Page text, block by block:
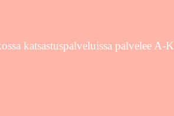
katsastuspalveluissa palvelee